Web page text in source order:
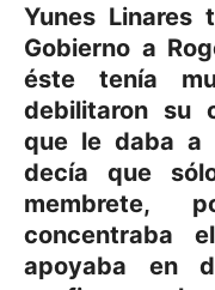
Yunes Linares
Gobierno a
éste tenía
debilitaron su
que le daba a
decía que
membrete,
concentraba
apoyaba en